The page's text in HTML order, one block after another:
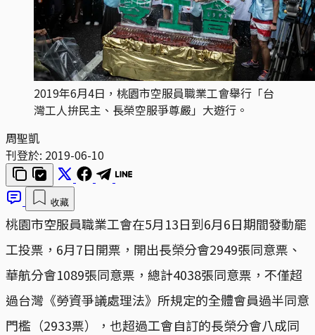
2019年6月4日，桃園市空服員職業工會舉行「台
灣工人拚民主、長榮空服爭尊嚴」大遊行。
周聖凱
刊登於: 2019-06-10
收藏
桃園市空服員職業工會在5月13日到6月6日期間發動罷
工投票，6月7日開票，開出長榮分會2949張同意票、
華航分會1089張同意票，總計4038張同意票，不僅超
過台灣《勞資爭議處理法》所規定的全體會員過半同意
門檻（2933票），也超過工會自訂的長榮分會八成同